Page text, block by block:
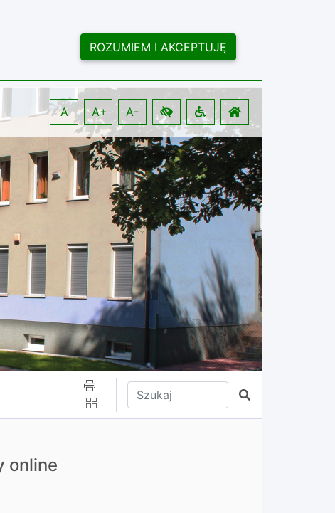
ROZUMIEM I AKCEPTUJĘ
A A+ A-
Wpisz tekst do wyszukania
Szukaj
online